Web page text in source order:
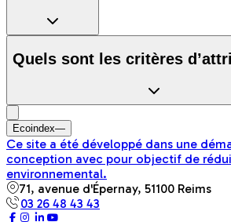
Quels sont les critères
Ecoindex—
Ce site a été développé dans une
conception avec pour objectif de
environnemental.
71, avenue d'Épernay, 51100 Reims
03 26 48 43 43